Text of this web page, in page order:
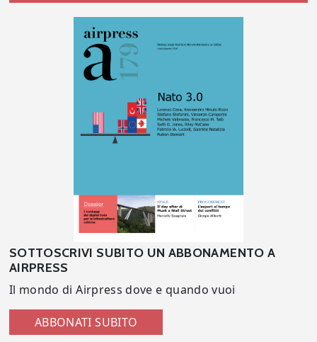
SOTTOSCRIVI SUBITO UN ABBONAMENTO A
AIRPRESS
Il mondo di Airpress dove e quando vuoi
ABBONATI SUBITO